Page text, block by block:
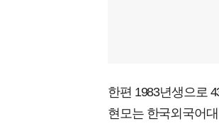
한편 1983년생으로
현모는 한국외국어